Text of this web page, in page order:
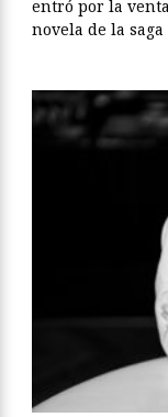
entró por la
novela de la